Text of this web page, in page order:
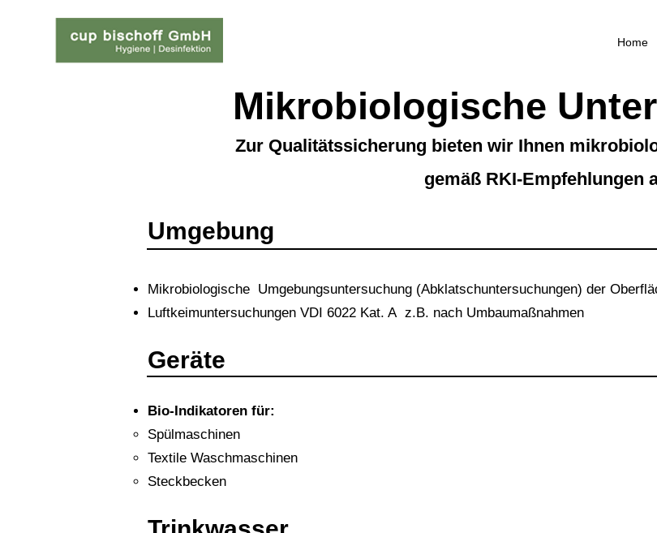
Home
Mikrobiologische
Zur Qualitätssicherung bieten wir Ihnen
gemäß RKI-Empfehlungen
Umgebung
Mikrobiologische Umgebungsuntersuchung (Abklatschuntersuchungen) der
Luftkeimuntersuchungen VDI 6022 Kat. A z.B. nach Umbaumaßnahmen
Geräte
Bio-Indikatoren für:
Spülmaschinen
Textile Waschmaschinen
Steckbecken